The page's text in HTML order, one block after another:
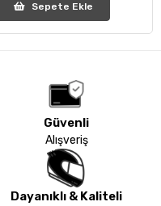
Sepete Ekle
Güvenli
Alışveriş
Dayanıklı & Kaliteli